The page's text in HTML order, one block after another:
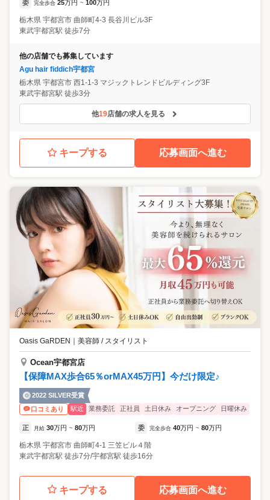
委 完全歩合 25万円 ~ 100万円
栃木県 宇都宮市 曲師町4-3 長谷川ビル3F
東武宇都宮駅 徒歩7分
他の店舗でも募集しています
Agu hair fiddich宇都宮
栃木県 宇都宮市 西1-1-3 マジックトレンドビルディング3F
東武宇都宮駅 徒歩3分
他19店舗の求人を見る
キープする 応募画面へ進む
Oasis GaRDEN ｜ 美容師 / スタイリスト
Ocean宇都宮店
【保障MAX歩合65％orMAX45万円】今だけ限定♪
2022 SILVER受賞
口コミあり
駅近 業務委託 正社員 土日休み オープニング 日曜休み
正 月給 30万円 ~ 80万円 委 完全歩合 40万円 ~ 80万円
栃木県 宇都宮市 曲師町4-1 三笠ビル４階
東武宇都宮駅 徒歩7分/宇都宮駅 徒歩16分
キープする 応募画面へ進む